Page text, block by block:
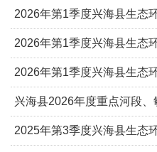
2026年第1季度兴海县生态
示
2026年第1季度兴海县生态
示
2026年第1季度兴海县生态
示
兴海县2026年度重点河段
任人名单
2025年第3季度兴海县生态